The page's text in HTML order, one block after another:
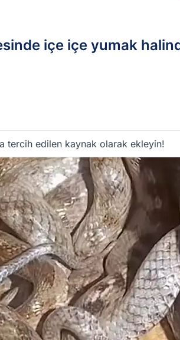
içe içe yumak
tercih edilen kaynak olarak ekleyin!